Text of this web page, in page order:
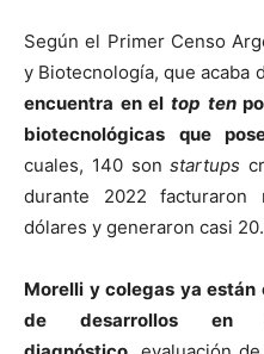
Según el Primer Censo
y Biotecnología, que acaba
encuentra en el top ten
biotecnológicas que
cuales, 140 sonstartups
durante 2022
dólares y generaron casi
Morelli y colegas ya
de desarrollos